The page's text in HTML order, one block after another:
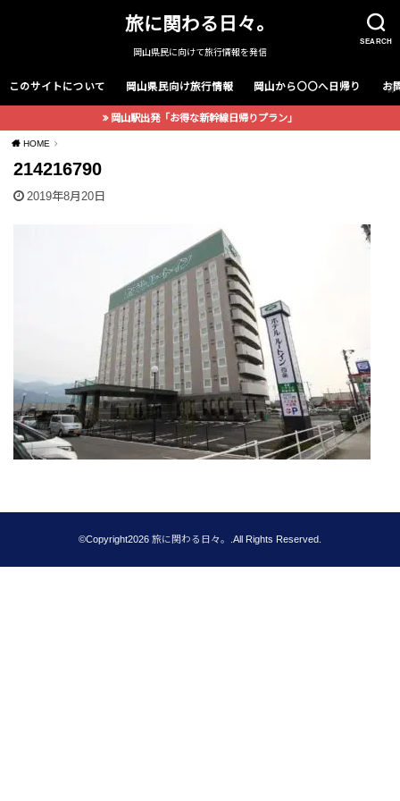
SEARCH
旅に関わる日々。
岡山県民に向けて旅行情報を発信
このサイトについて 岡山県民向け旅行情報 岡山から〇〇へ日帰り お
岡山駅出発「お得な新幹線日帰りプラン」
HOME
214216790
2019年8月20日
©Copyright2026 旅に関わる日々。 .All Rights Reserved.